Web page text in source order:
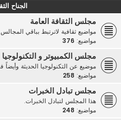
الجناح
مجلس الثقافة العامة
مواضيع ثقافية لاترتبط بباقي المجالس
مواضيع: 376
مجلس الكمبيوتر و التكنولوجيا
موضيع عن التكنولوجيا الحديثة وأيضاً
مواضيع: 258
مجلس تبادل الخبرات
هذا المجلس لتبادل الخبرات.
مواضيع: 248